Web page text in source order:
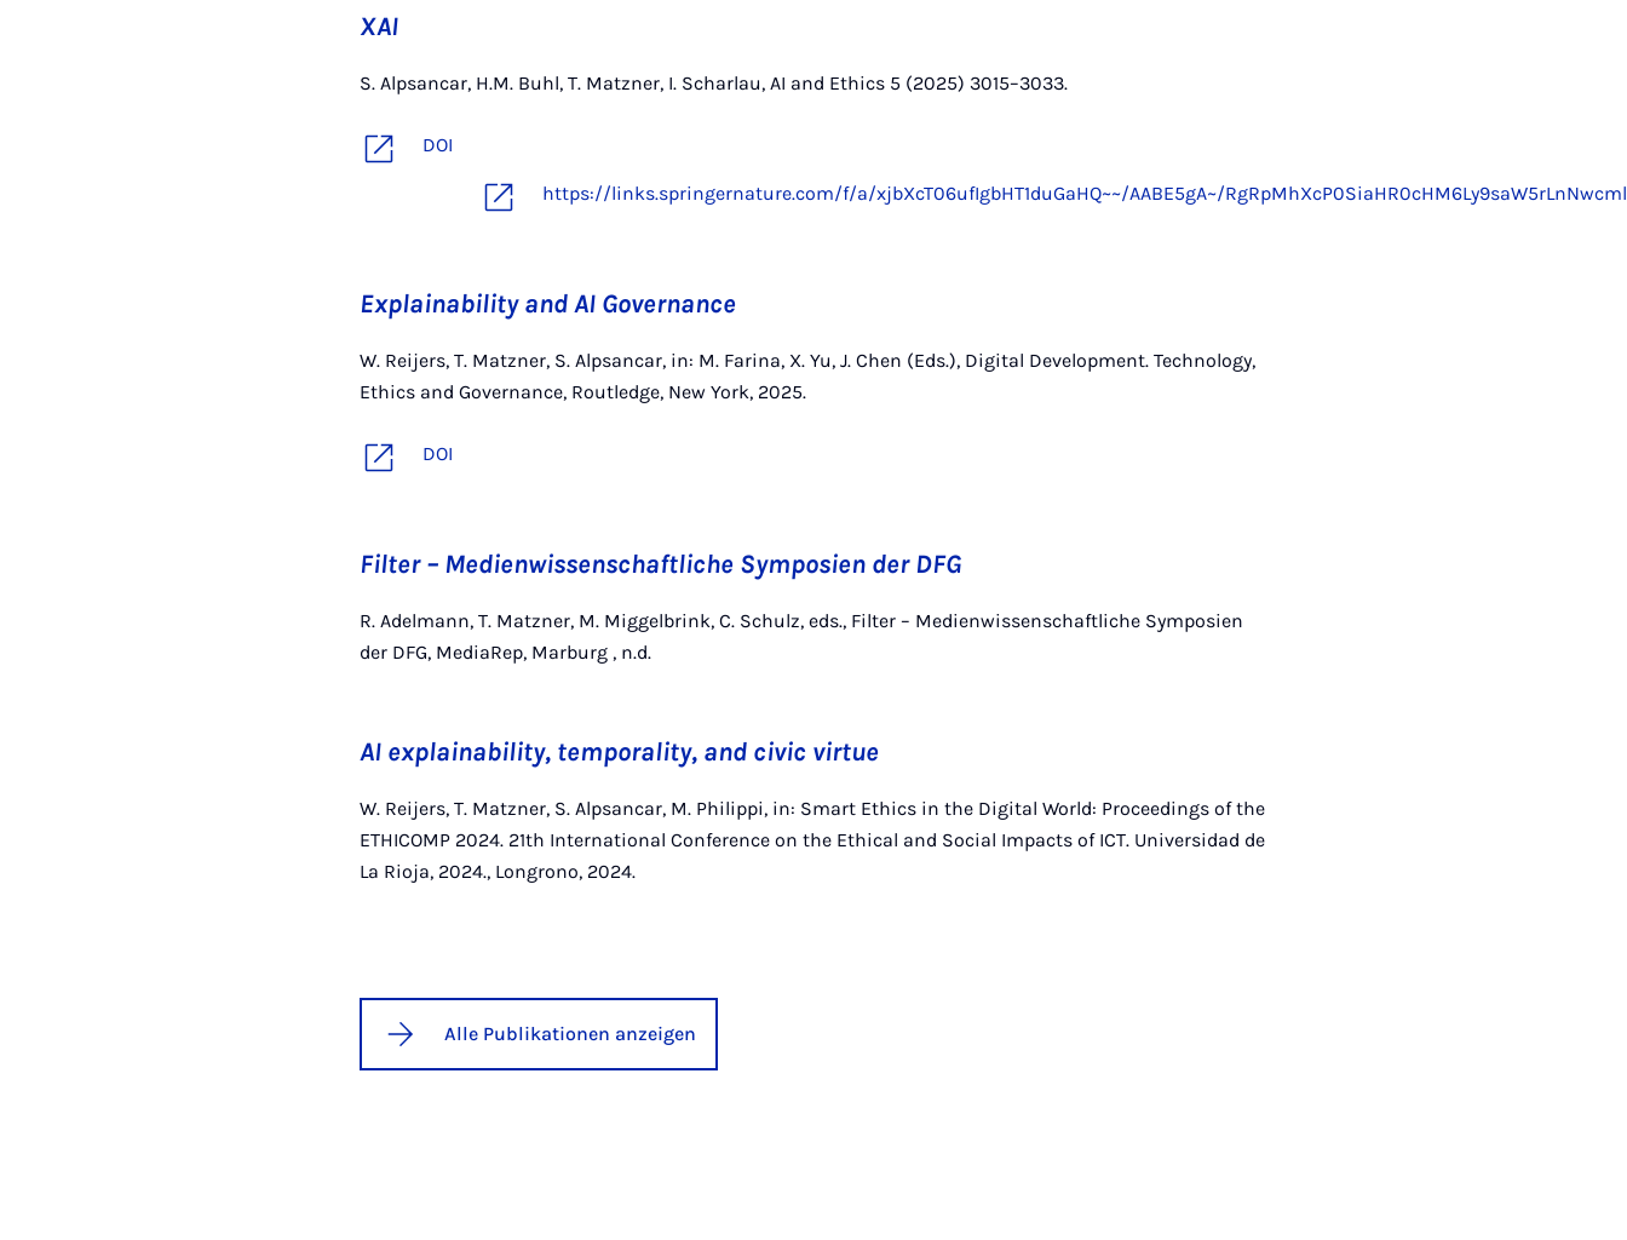
XAI
S. Alpsancar, H.M. Buhl, T. Matzner, I. Scharlau, AI and Ethics 5 (2025) 3015–3033.
DOI
https://links.springernature.com/f/a/xjbXcT06ufIgbHT1duGaHQ~~/AABE5gA~/
Explainability and AI Governance
W. Reijers, T. Matzner, S. Alpsancar, in: M. Farina, X. Yu, J. Chen (Eds.), Digital Development. Technology,
Ethics and Governance, Routledge, New York, 2025.
DOI
Filter – Medienwissenschaftliche Symposien der DFG
R. Adelmann, T. Matzner, M. Miggelbrink, C. Schulz, eds., Filter – Medienwissenschaftliche Symposien
der DFG, MediaRep, Marburg , n.d.
AI explainability, temporality, and civic virtue
W. Reijers, T. Matzner, S. Alpsancar, M. Philippi, in: Smart Ethics in the Digital World: Proceedings of the
ETHICOMP 2024. 21th International Conference on the Ethical and Social Impacts of ICT. Universidad de
La Rioja, 2024., Longrono, 2024.
Alle Publikationen anzeigen